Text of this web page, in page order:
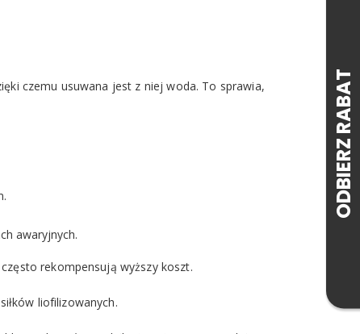
czemu usuwana jest z niej woda. To sprawia,
awaryjnych.
rekompensują wyższy koszt.
liofilizowanych.